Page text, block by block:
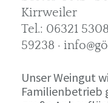
Kirrweiler
Tel.: 06321
59238 ·
Unser Weingut
Familienbetrieb